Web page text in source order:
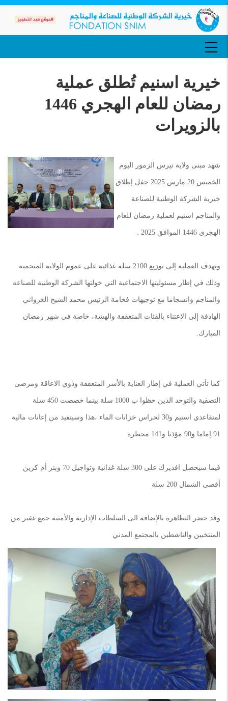
تجاوز
إلى
المحتوى
الرئيسيMAIN
NAVIGATION
خيرية اسنيم تُطلق عملية
رمضان للعام الهجري 1446
بالزويرات
شهد مبنى ولاية تيرس الزمور اليوم
الخميس 20 مارس 2025 حفل إطلاق
خيرية الشركة الوطنية للصناعة
والمناجم اسنيم لعملية رمضان للعام
الهجري 1446 الموافق 2025 .
وتهدف العملية إلى توزيع 2100 سلة غذائية على عموم الولاية المنجمية
وذلك في إطار مسئوليتها الاجتماعية التي خولتها الشركة الوطنية للصناعة
والمناجم وانسجاما مع توجيهات فخامة الرئيس محمد الشيخ الغزواني
الهادفة إلى الاعتناء بالفئات المتعففة والهشة، خاصة في شهر رمضان
المبارك.
كما تأتي العملية في إطار العناية بالأسر المتعففة وذوي الاعاقة ومرضى
التصفية والتوحد الذين حظوا ب 1000 سلة بينما خصصت 450 سلة
لمتقاعدي اسنيم و30 لحراس خزانات الماء ،هذا وسيتفيد من إعانات مالية
91 إماما و90 مؤذنا و141 محظرة
فيما سيحصل افديرك على 300 سلة غذائية وتواجيل 70 وبئر أم كرين
أقصى الشمال 200 سلة
وقد حضر التظاهرة بالإضافة الى السلطات الإدارية والأمنية جمع غفير من
المنتخبين والناشطين بالمجتمع المدني